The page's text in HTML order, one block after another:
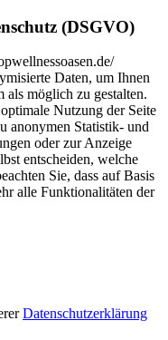
(DSGVO)
Daten, um Ihnen
als möglich zu gestalten.
Nutzung der Seite
anonymen Statistik- und
oder zur Anzeige
entscheiden, welche
Sie, dass auf Basis
alle Funktionalitäten der
Datenschutzerklärung